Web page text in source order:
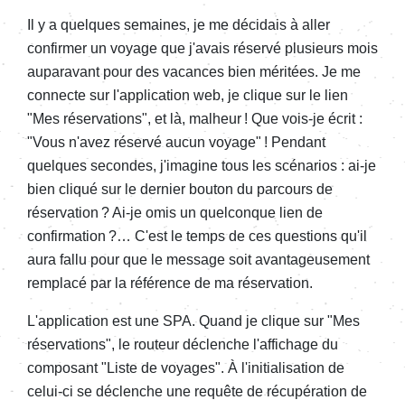
Il y a quelques semaines, je me décidais à aller
confirmer un voyage que j'avais réservé plusieurs mois
auparavant pour des vacances bien méritées. Je me
connecte sur l'application web, je clique sur le lien
"Mes réservations", et là, malheur ! Que vois-je écrit :
"Vous n'avez réservé aucun voyage" ! Pendant
quelques secondes, j'imagine tous les scénarios : ai-je
bien cliqué sur le dernier bouton du parcours de
réservation ? Ai-je omis un quelconque lien de
confirmation ?… C'est le temps de ces questions qu'il
aura fallu pour que le message soit avantageusement
remplacé par la référence de ma réservation.
L'application est une SPA. Quand je clique sur "Mes
réservations", le routeur déclenche l'affichage du
composant "Liste de voyages". À l'initialisation de
celui-ci se déclenche une requête de récupération de